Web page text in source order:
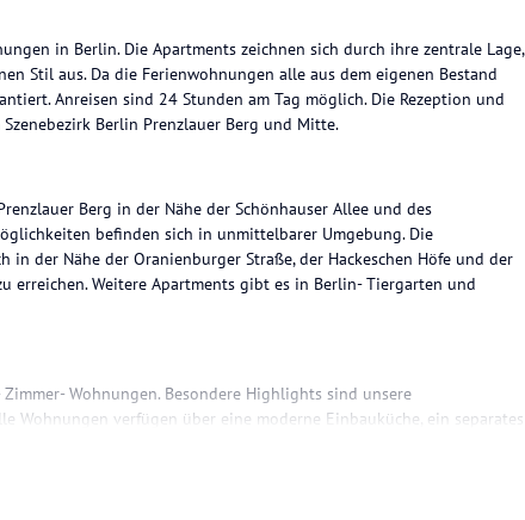
in Berlin. Die Apartments zeichnen sich durch ihre zentrale Lage,
Stil aus. Da die Ferienwohnungen alle aus dem eigenen Bestand
Anreisen sind 24 Stunden am Tag möglich. Die Rezeption und
Berlin Prenzlauer Berg und Mitte.
Berg in der Nähe der Schönhauser Allee und des
befinden sich in unmittelbarer Umgebung. Die
der Nähe der Oranienburger Straße, der Hackeschen Höfe und der
erreichen. Weitere Apartments gibt es in Berlin- Tiergarten und
Wohnungen. Besondere Highlights sind unsere
Wohnungen verfügen über eine moderne Einbauküche, ein separates
(Kabel, teilweise Wifi).